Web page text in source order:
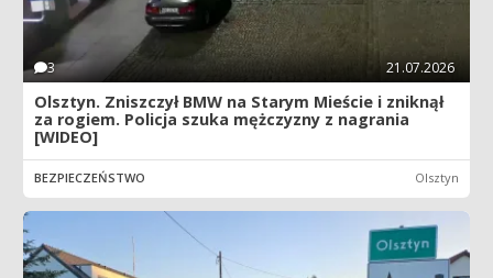
3 21.07.2026
Olsztyn. Zniszczył BMW na Starym Mieście i zniknął
za rogiem. Policja szuka mężczyzny z nagrania
[WIDEO]
BEZPIECZEŃSTWO Olsztyn